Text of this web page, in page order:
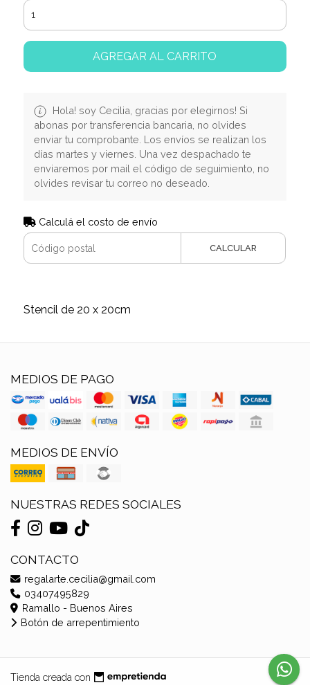
AGREGAR AL CARRITO
Hola! soy Cecilia, gracias por elegirnos! Si
abonas por transferencia bancaria, no olvides
enviar tu comprobante. Los envíos se realizan los
días martes y viernes. Una vez despachado te
enviaremos por mail el código de seguimiento, no
olvides revisar tu correo no deseado.
Calculá el costo de envío
CALCULAR
Stencil de 20 x 20cm
MEDIOS DE PAGO
MEDIOS DE ENVÍO
NUESTRAS REDES SOCIALES
CONTACTO
regalarte.cecilia@gmail.com
03407495829
Ramallo - Buenos Aires
Botón de arrepentimiento
Tienda creada con